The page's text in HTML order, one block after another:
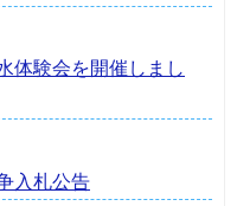
体験会を開催しまし
入札公告